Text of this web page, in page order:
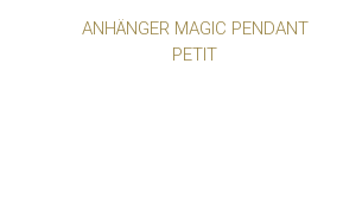
ANHÄNGER MAGIC PENDANT
PETIT